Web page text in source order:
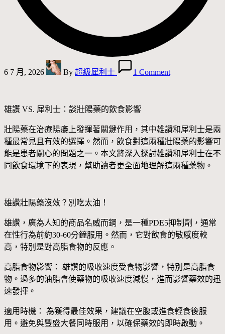
6 7 月, 2026
Posted
by
By 超級犀利士 1 Comment
雄讚 VS. 犀利士：談壯陽藥的飲食影響
壯陽藥在治療陽痿上發揮著關鍵作用，其中雄讚和犀利士是兩
種最常見且有效的選擇。然而，飲食對這兩種壯陽藥的影響可
能是患者關心的問題之一。本文將深入探討雄讚和犀利士在不
同飲食環境下的表現，幫助讀者更全面地理解這兩種藥物。
雄讚壯陽藥沒效？別吃太油！
雄讚，廣為人知的商品名威而鋼，是一種PDE5抑制劑，通常
在性行為前約30-60分鐘服用。然而，它對飲食的敏感度較
高，特別是對高脂食物的反應。
高脂食物影響： 雄讚的吸收速度受食物影響，特別是高脂食
物。過多的油脂會使藥物的吸收速度減慢，進而影響藥效的迅
速發揮。
適用時機： 為獲得最佳效果，建議在空腹或進食輕食後服
用。避免與豐盛大餐同時服用，以確保藥效的即時啟動。